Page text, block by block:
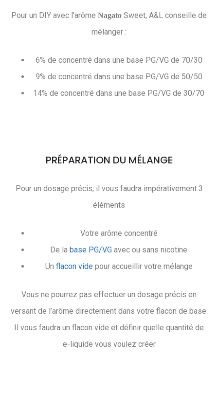
Pour un DIY avec l’arôme Nagato Sweet, A&L conseille de
mélanger :
6% de concentré dans une base PG/VG de 70/30
9% de concentré dans une base PG/VG de 50/50
14% de concentré dans une base PG/VG de 30/70
PRÉPARATION DU MÉLANGE
Pour un dosage précis, il vous faudra impérativement 3
éléments
Votre arôme concentré
De la base PG/VG avec ou sans nicotine
Un flacon videpour accueillir votre mélange
Vous ne pourrez pas effectuer un dosage précis en
versant de l’arôme directement dans votre flacon de base.
Il vous faudra un flacon vide et définir quelle quantité de
e-liquide vous voulez créer